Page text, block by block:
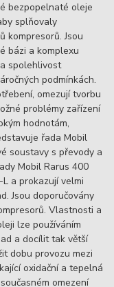
bezpopelnaté oleje
splňovaly
kompresorů. Jsou
bázi a komplexu
spolehlivost
podmínkách.
omezují tvorbu
problémy zařízení
hodnotám,
řada Mobil
soustavy s převody a
Mobil Rarus 400
a prokazují velmi
Jsou doporučovány
Vlastnosti a
lze používáním
a docílit tak větší
dobu provozu mezi
oxidační a tepelná
omezení